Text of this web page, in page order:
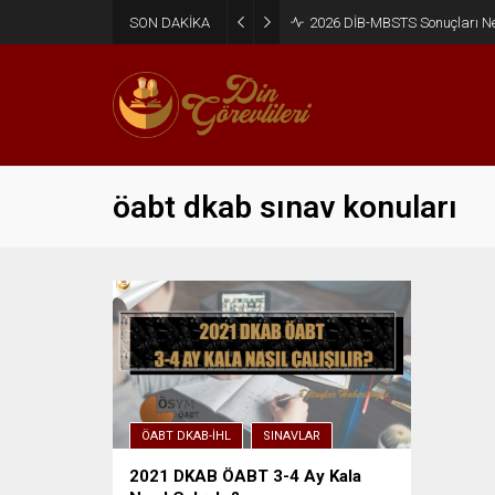
SON DAKİKA 2026 DİB-MBSTS Sonuçları
öabt dkab sınav konuları
ÖABT DKAB-İHL SINAVLAR
2021 DKAB ÖABT 3-4 Ay Kala